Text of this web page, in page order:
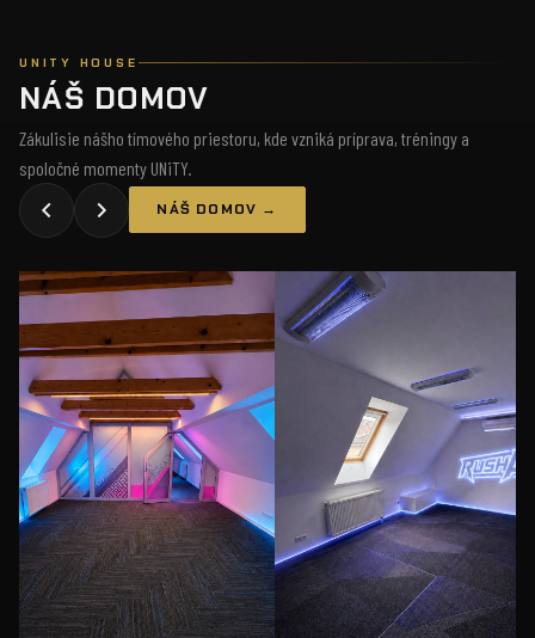
UNITY HOUSE
NÁŠ DOMOV
Zákulisie nášho tímového priestoru, kde vzniká príprava, tréningy a
spoločné momenty UNiTY.
NÁŠ DOMOV →